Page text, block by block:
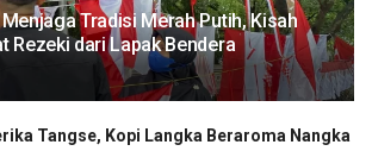
Tradisi Merah Putih, Kisah
Rezeki dari Lapak Bendera
Tangse, Kopi Langka Beraroma Nangka